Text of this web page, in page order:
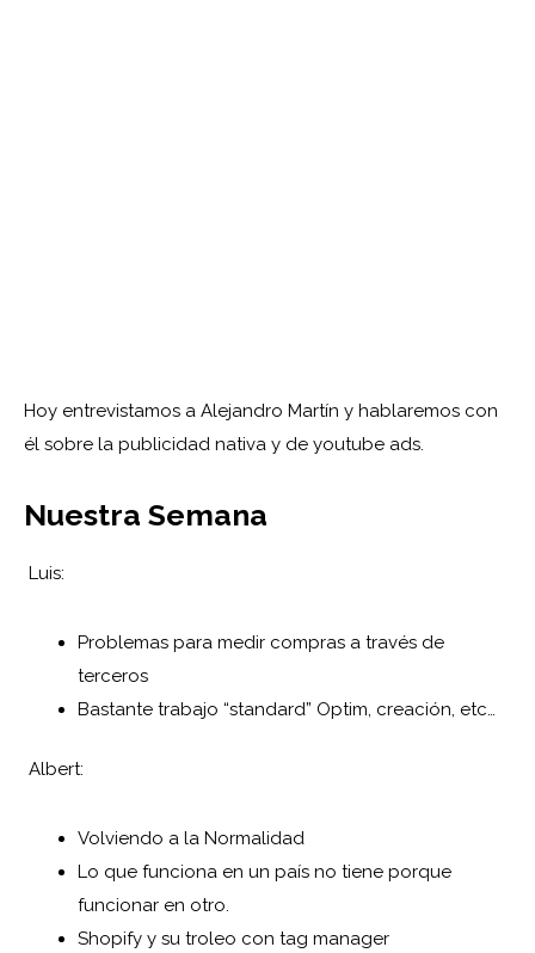
Hoy entrevistamos a Alejandro Martín y hablaremos con
él sobre la publicidad nativa y de youtube ads.
Nuestra Semana
Luis:
Problemas para medir compras a través de
terceros
Bastante trabajo “standard” Optim, creación, etc…
Albert:
Volviendo a la Normalidad
Lo que funciona en un país no tiene porque
funcionar en otro.
Shopify y su troleo con tag manager